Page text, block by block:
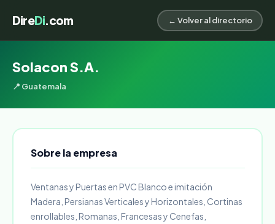
DireDi.com ← Volver al directorio
Solacon S.A.
📍 Guatemala
Sobre la empresa
Ventanas y Puertas en PVC Blanco e imitación
Madera, Persianas Verticales y Horizontales, Cortinas
enrollables, Romanas, Francesas y Cenefas,